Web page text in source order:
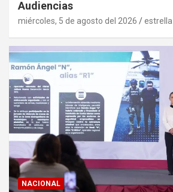
Audiencias
miércoles, 5 de agosto del 2026 estrella
NACIONAL